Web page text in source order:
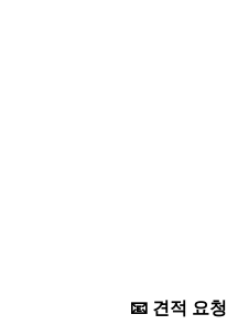
📧견적 요청